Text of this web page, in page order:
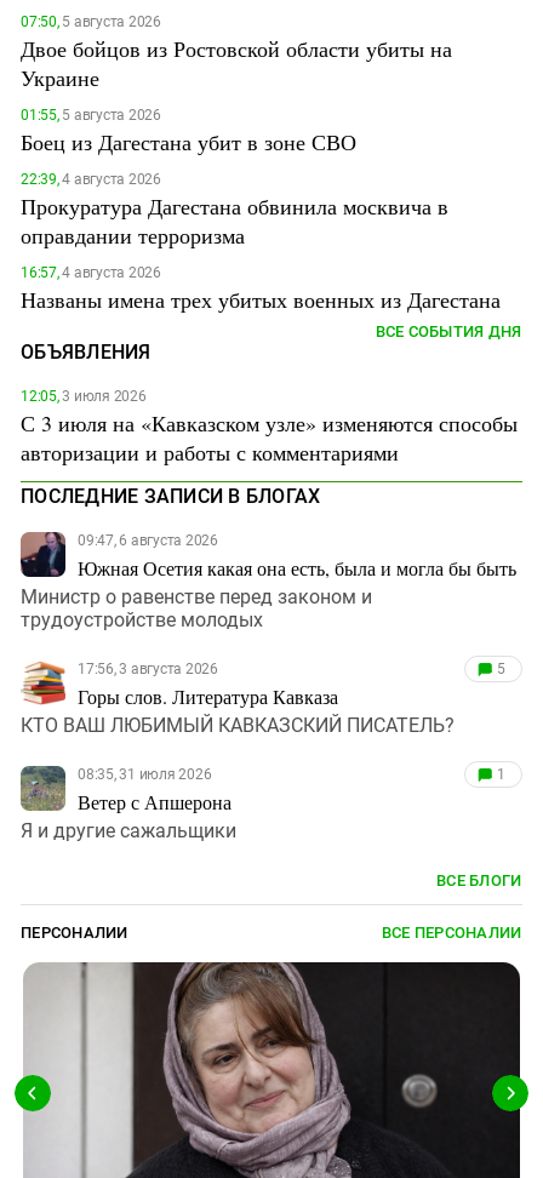
07:50,5 августа 2026
Двое бойцов из Ростовской области убиты на
Украине
01:55,5 августа 2026
Боец из Дагестана убит в зоне СВО
22:39,4 августа 2026
Прокуратура Дагестана обвинила москвича в
оправдании терроризма
16:57,4 августа 2026
Названы имена трех убитых военных из Дагестана
ВСЕ СОБЫТИЯ ДНЯ
ОБЪЯВЛЕНИЯ
12:05,3 июля 2026
С 3 июля на «Кавказском узле» изменяются способы
авторизации и работы с комментариями
ПОСЛЕДНИЕ ЗАПИСИ В БЛОГАХ
09:47, 6 августа 2026
Южная Осетия какая она есть, была и могла бы быть
Министр о равенстве перед законом и
трудоустройстве молодых
17:56, 3 августа 2026
Горы слов. Литература Кавказа
5
КТО ВАШ ЛЮБИМЫЙ КАВКАЗСКИЙ ПИСАТЕЛЬ?
08:35, 31 июля 2026
Ветер с Апшерона
1
Я и другие сажальщики
ВСЕ БЛОГИ
ПЕРСОНАЛИИ ВСЕ ПЕРСОНАЛИИ